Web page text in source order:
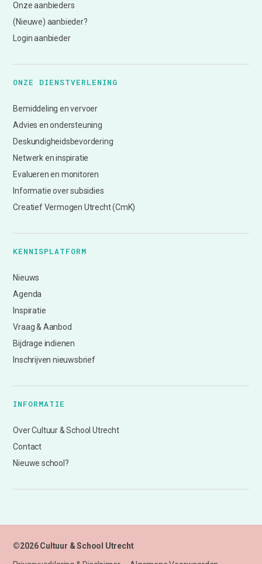
Onze aanbieders
(Nieuwe) aanbieder?
Login aanbieder
ONZE DIENSTVERLENING
Bemiddeling en vervoer
Advies en ondersteuning
Deskundigheidsbevordering
Netwerk en inspiratie
Evalueren en monitoren
Informatie over subsidies
Creatief Vermogen Utrecht (CmK)
KENNISPLATFORM
Nieuws
Agenda
Inspiratie
Vraag & Aanbod
Bijdrage indienen
Inschrijven nieuwsbrief
INFORMATIE
Over Cultuur & School Utrecht
Contact
Nieuwe school?
©2026 Cultuur & School Utrecht